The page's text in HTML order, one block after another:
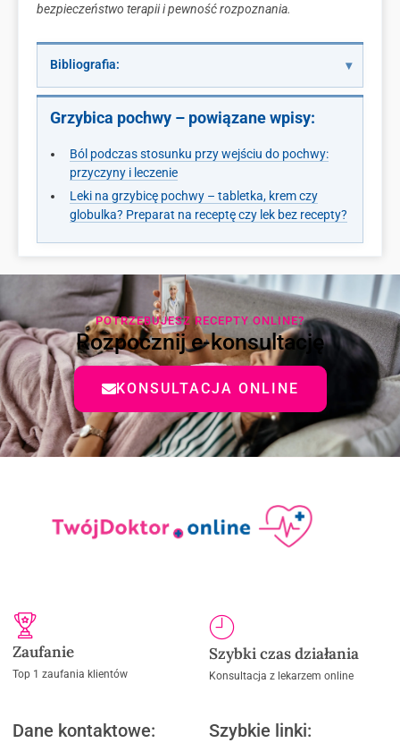
bezpieczeństwo terapii i pewność rozpoznania.
Bibliografia:
Grzybica pochwy – powiązane wpisy:
Ból podczas stosunku przy wejściu do pochwy:
przyczyny i leczenie
Leki na grzybicę pochwy – tabletka, krem czy
globulka? Preparat na receptę czy lek bez recepty?
POTRZEBUJESZ RECEPTY ONLINE?
Rozpocznij e-konsultację
KONSULTACJA ONLINE
Zaufanie
Top 1 zaufania klientów
Szybki czas działania
Konsultacja z lekarzem online
Dane kontaktowe: Szybkie linki: